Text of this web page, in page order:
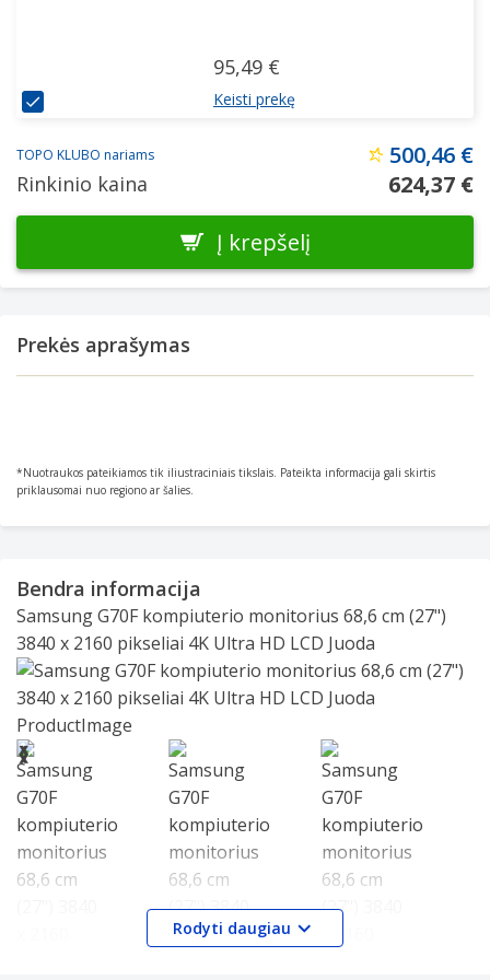
95,49 €
Keisti prekę
TOPO KLUBO nariams 500,46 €
Rinkinio kaina
624,37 €
Į krepšelį
Prekės aprašymas
*Nuotraukos pateikiamos tik iliustraciniais tikslais. Pateikta informacija gali skirtis
priklausomai nuo regiono ar šalies.
Bendra informacija
Samsung G70F kompiuterio monitorius 68,6 cm (27")
3840 x 2160 pikseliai 4K Ultra HD LCD Juoda
Slide 1 of 20
❮
❯
Rodyti daugiau